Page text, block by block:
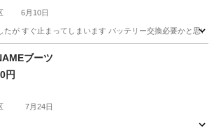
6月10日
たが すぐ止まってしまいます バッテリー交換必要かと思
ブーツ
円
7月24日